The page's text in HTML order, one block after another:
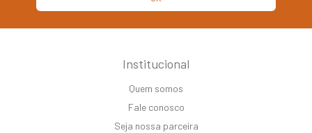
Institucional
Quem somos
Fale conosco
Seja nossa parceira